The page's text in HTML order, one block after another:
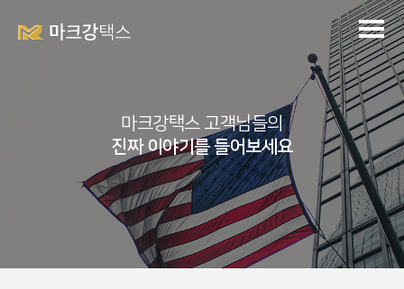
마크강택스 고객님들의
진짜 이야기를 들어보세요